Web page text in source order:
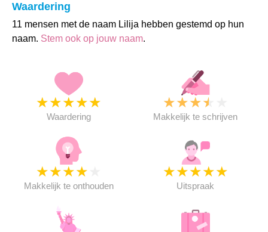
Waardering
11 mensen met de naam Lilija hebben gestemd op hun
naam. Stem ook op jouw naam.
★★★★★
Waardering
★★★★
Makkelijk te schrijven
★★★★
Makkelijk te onthouden
★★★★★
Uitspraak